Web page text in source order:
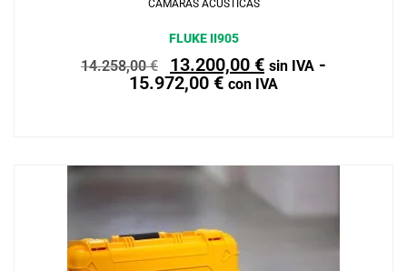
CÁMARAS ACÚSTICAS
FLUKE II905
14.258,00€ 13.200,00 € sin IVA -
15.972,00 € con IVA